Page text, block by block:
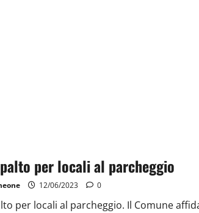
per locali al parcheggio
12/06/2023 0
per locali al parcheggio. Il Comune